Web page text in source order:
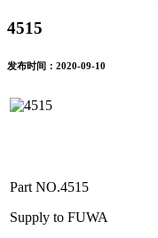
4515
发布时间：2020-09-10
Part NO.4515
Supply to FUWA